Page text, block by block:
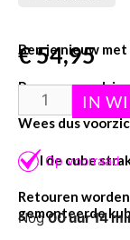
Ben je nieuw
Pops en
Wees dus
Stel de cube
Retouren
gemonteerde
€54,95
Nog00 uur 14